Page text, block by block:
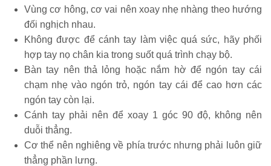
Vùng cơ hông, cơ vai nên xoay nhẹ nhàng theo hướng
đối nghịch nhau.
Không được để cánh tay làm việc quá sức, hãy phối
hợp tay nọ chân kia trong suốt quá trình chạy bộ.
Bàn tay nên thả lỏng hoặc nắm hờ để ngón tay cái
chạm nhẹ vào ngón trỏ, ngón tay cái để cao hơn các
ngón tay còn lại.
Cánh tay phải nên để xoay 1 góc 90 độ, không nên
duỗi thẳng.
Cơ thể nên nghiêng về phía trước nhưng phải luôn giữ
thẳng phần lưng.